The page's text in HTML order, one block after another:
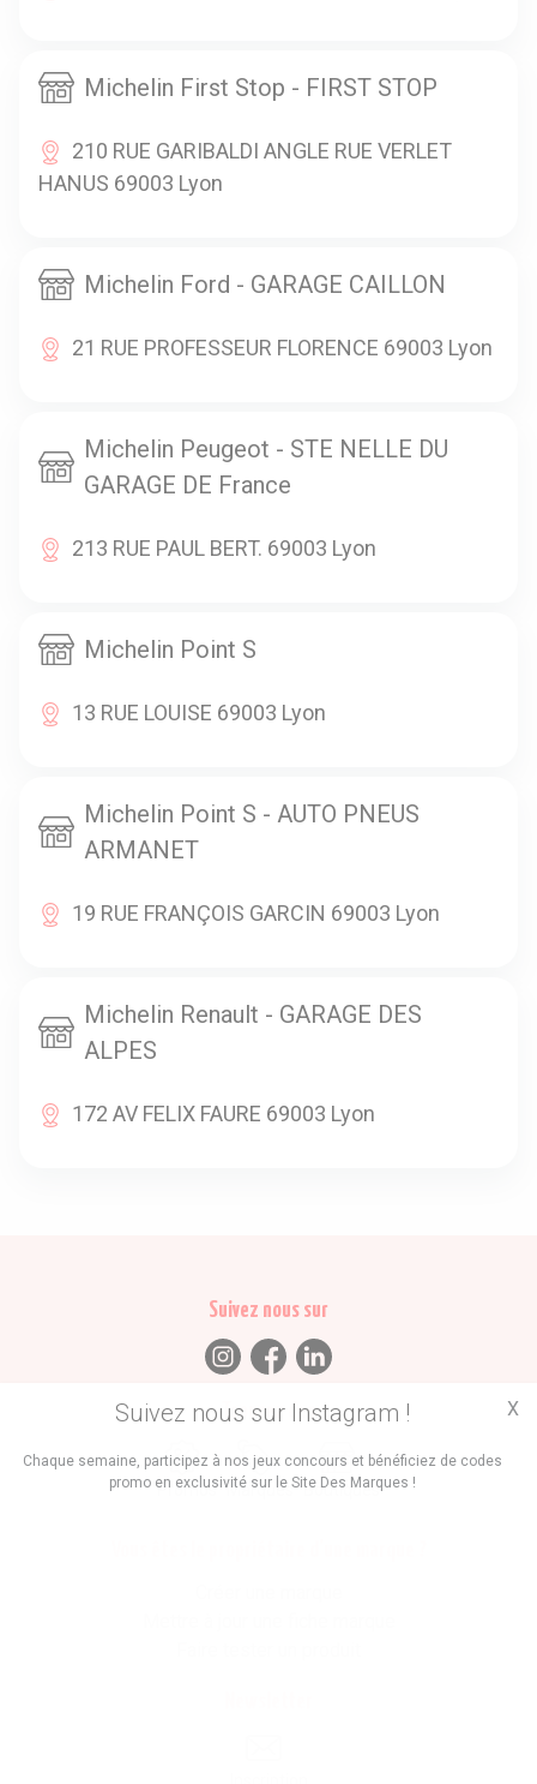
Michelin First Stop - FIRST STOP
210 RUE GARIBALDI ANGLE RUE VERLET
HANUS 69003 Lyon
Michelin Ford - GARAGE CAILLON
21 RUE PROFESSEUR FLORENCE 69003 Lyon
Michelin Peugeot - STE NELLE DU
GARAGE DE France
213 RUE PAUL BERT. 69003 Lyon
Michelin Point S
13 RUE LOUISE 69003 Lyon
Michelin Point S - AUTO PNEUS
ARMANET
19 RUE FRANÇOIS GARCIN 69003 Lyon
Michelin Renault - GARAGE DES
ALPES
172 AV FELIX FAURE 69003 Lyon
Suivez nous sur Instagram !
Chaque semaine, participez à nos jeux concours et bénéficiez de codes
promo en exclusivité sur le Site Des Marques !
X
Suivez nous sur
Trouvez des
Promos Marques Boutiques